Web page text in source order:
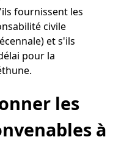
fournissent les
civile
et s'ils
pour la
les
à